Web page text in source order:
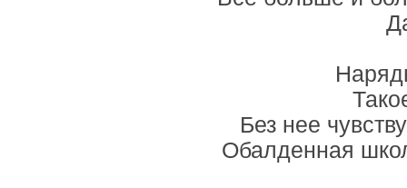
Без нее
Обалденная